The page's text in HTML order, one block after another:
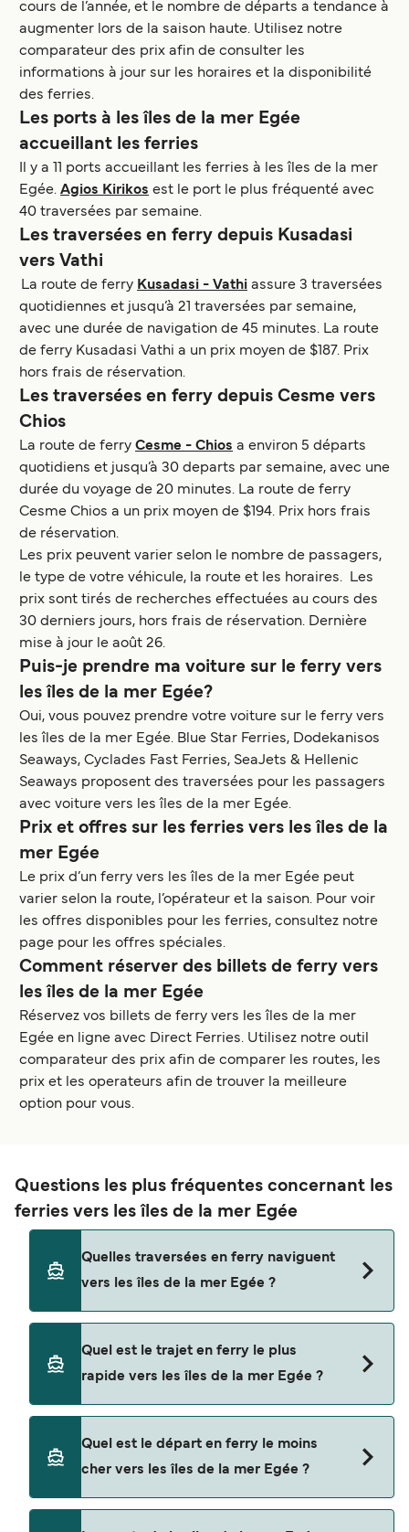
cours de l’année, et le nombre de départs a tendance à
augmenter lors de la saison haute. Utilisez notre
comparateur des prix afin de consulter les
informations à jour sur les horaires et la disponibilité
des ferries.
Les ports à les îles de la mer Egée
accueillant les ferries
Il y a 11 ports accueillant les ferries à les îles de la mer
Egée. Agios Kirikos est le port le plus fréquenté avec
40 traversées par semaine.
Les traversées en ferry depuis Kusadasi
vers Vathi
La route de ferry Kusadasi - Vathi assure 3 traversées
quotidiennes et jusqu’à 21 traversées par semaine,
avec une durée de navigation de 45 minutes. La route
de ferry Kusadasi Vathi a un prix moyen de $187. Prix
hors frais de réservation.
Les traversées en ferry depuis Cesme vers
Chios
La route de ferry Cesme - Chios a environ 5 départs
quotidiens et jusqu’à 30 departs par semaine, avec une
durée du voyage de 20 minutes. La route de ferry
Cesme Chios a un prix moyen de $194. Prix hors frais
de réservation.
Les prix peuvent varier selon le nombre de passagers,
le type de votre véhicule, la route et les horaires. Les
prix sont tirés de recherches effectuées au cours des
30 derniers jours, hors frais de réservation. Dernière
mise à jour le août 26.
Puis-je prendre ma voiture sur le ferry vers
les îles de la mer Egée?
Oui, vous pouvez prendre votre voiture sur le ferry vers
les îles de la mer Egée. Blue Star Ferries, Dodekanisos
Seaways, Cyclades Fast Ferries, SeaJets & Hellenic
Seaways proposent des traversées pour les passagers
avec voiture vers les îles de la mer Egée.
Prix et offres sur les ferries vers les îles de la
mer Egée
Le prix d’un ferry vers les îles de la mer Egée peut
varier selon la route, l’opérateur et la saison. Pour voir
les offres disponibles pour les ferries, consultez notre
page pour les offres spéciales.
Comment réserver des billets de ferry vers
les îles de la mer Egée
Réservez vos billets de ferry vers les îles de la mer
Egée en ligne avec Direct Ferries. Utilisez notre outil
comparateur des prix afin de comparer les routes, les
prix et les operateurs afin de trouver la meilleure
option pour vous.
Questions les plus fréquentes concernant les
ferries vers les îles de la mer Egée
Quelles traversées en ferry naviguent
vers les îles de la mer Egée ?
depuis
Ayvalik
Agios Kirikos
Quel est le trajet en ferry le plus
rapide vers les îles de la mer Egée ?
de la mer Egée est sur la route Cesme - Chios,
avec une durée du trajet d’environ 20 minutes.
Quel est le départ en ferry le moins
cher vers les îles de la mer Egée ?